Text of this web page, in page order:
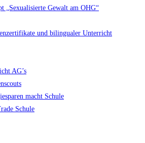
„Sexualisierte Gewalt am OHG“
und bilingualer Unterricht
AG’s
macht Schule
Schule